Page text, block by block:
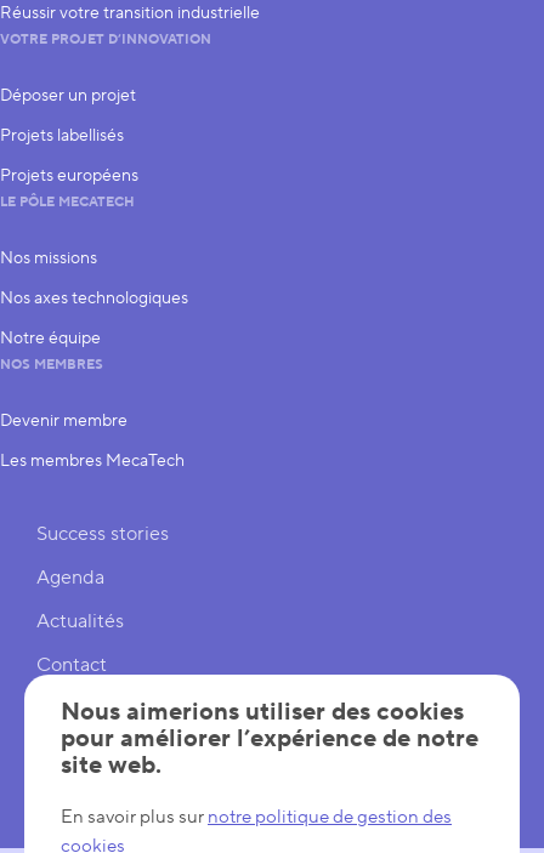
Réussir votre transition industrielle
VOTRE PROJET D’INNOVATION
Déposer un projet
Projets labellisés
Projets européens
LE PÔLE MECATECH
Nos missions
Nos axes technologiques
Notre équipe
NOS MEMBRES
Devenir membre
Les membres MecaTech
Liens rapides
Success stories
Agenda
Actualités
Contact
Cookies
Réglages cookies
Nous aimerions utiliser des cookies
pour améliorer l’expérience de notre
site web.
En savoir plus sur notre politique de gestion des
cookies